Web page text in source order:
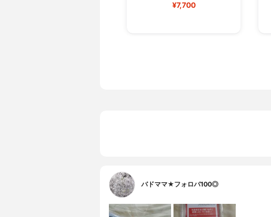
¥7,700
バドママ★フォロバ100◎